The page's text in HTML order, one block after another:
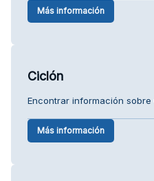
Más información
Ciclón
Encontrar información
Más información